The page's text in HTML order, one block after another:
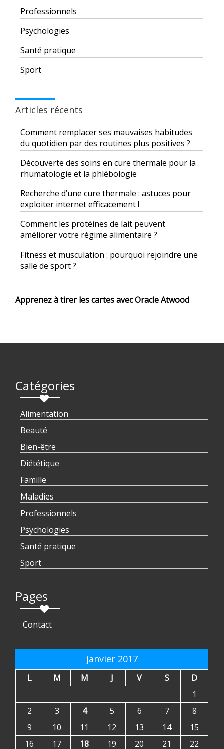
Professionnels
Psychologies
Santé pratique
Sport
Articles récents
Comment remplacer ses mauvaises habitudes
du quotidien par des routines plus positives ?
Découverte des soins en cure thermale pour la
rhumatologie et la phlébologie
Recherche d’une cure thermale : astuces pour
exploiter internet efficacement !
Comment les protéines de lait peuvent
améliorer votre régime alimentaire ?
Fitness et musculation : pourquoi rejoindre une
salle de sport ?
Apprenez à tirer les cartes avec Oracle Atwood
Catégories
Alimentation
Beauté
Bien-être
Diététique
Famille
Maladies
Professionnels
Psychologies
Santé pratique
Sport
Pages
Contact
janvier 2017
L M M J V S
D
1
2
3 4 5 6 7
8
9
10 11 12 13 14
15
16
17 18 19 20 21 22